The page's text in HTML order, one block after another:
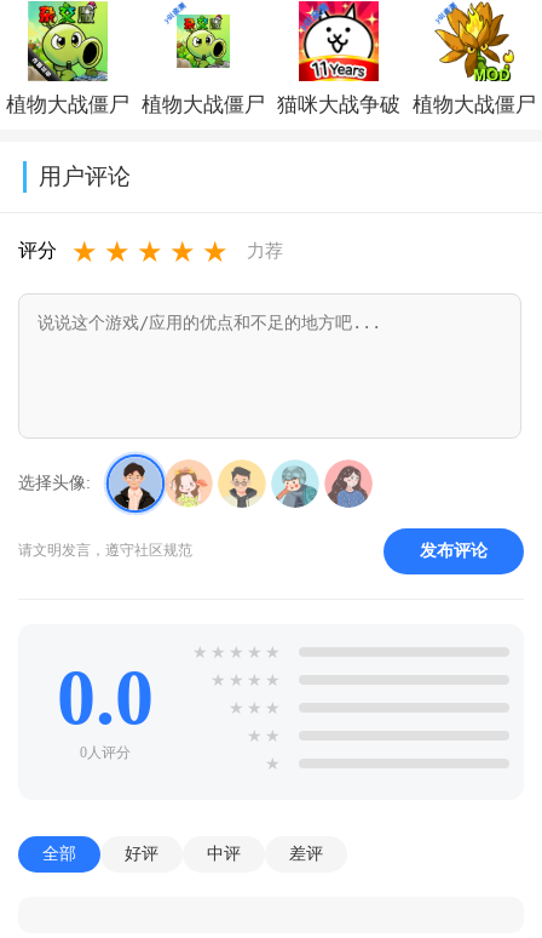
服破解版下载
(Subway
Surf)v3.67.0
思内置修改器
最新版v3.4.0
修改器最新版
本v52.1.2a破解
版
版下载无限金
币无限闪电最
新版v2.5.20
植物大战僵尸
(Plants vs
Zombies Super
植物大战僵尸
v0.25.5
猫咪大战争破 植物大战僵尸
Mod)v3.8.1
用户评论
评分 ★ ★ ★ ★ ★ 力荐
选择头像:
请文明发言，遵守社区规范 发布评论
0.0
0人评分
★ ★ ★ ★ ★
★ ★ ★ ★
★ ★ ★
★ ★
★
全部 好评 中评 差评